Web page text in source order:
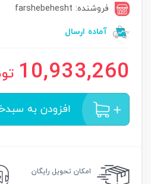
فروشنده: farshebehesht
آماده ارسال
10,933,260
افزودن به
امکان تحویل رایگان